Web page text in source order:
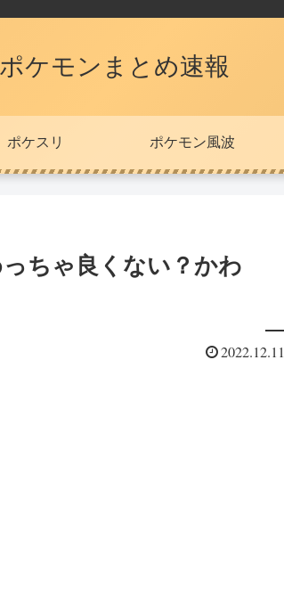
ポケモンまとめ速報
ポケスリ ポケモン風波
ちゃ良くない？かわ
2022.12.11